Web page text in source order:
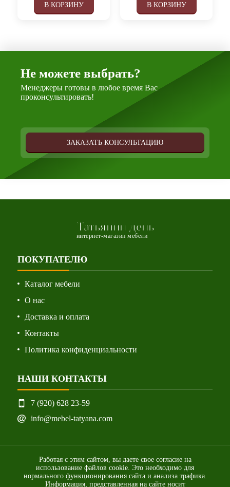
В КОРЗИНУ В КОРЗИНУ
Не можете выбрать?
Менеджеры готовы в любое время Вас
проконсультировать!
ЗАКАЗАТЬ КОНСУЛЬТАЦИЮ
Татьянин день
интернет-магазин мебели
ПОКУПАТЕЛЮ
Каталог мебели
О нас
Доставка и оплата
Контакты
Политика конфиденциальности
НАШИ КОНТАКТЫ
7 (920) 628 23-59
info@mebel-tatyana.com
Работая с этим сайтом, вы даете свое согласие на
использование файлов cookie. Это необходимо для
нормального функционирования сайта и анализа трафика.
Информация, представленная на сайте носит